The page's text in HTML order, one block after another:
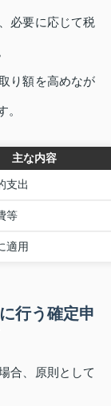
必要に応じて税
り額を高めなが
。
主な内容
支出
等
適用
行う確定申
合、原則として